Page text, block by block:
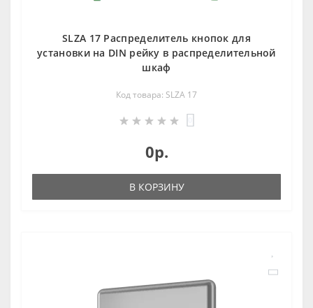
SLZA 17 Распределитель кнопок для
установки на DIN рейку в распределительной
шкаф
Код товара: SLZA 17
0р.
В КОРЗИНУ